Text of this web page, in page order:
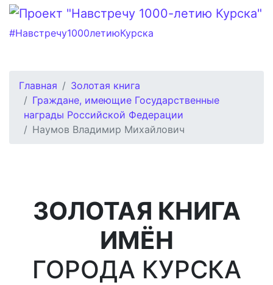
#Навстречу1000летиюКурска
Главная
Золотая книга
Граждане, имеющие Государственные
награды Российской Федерации
Наумов Владимир Михайлович
ЗОЛОТАЯ КНИГА
ИМЁН
ГОРОДА КУРСКА